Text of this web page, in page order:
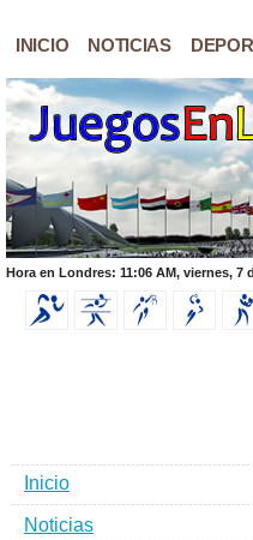
INICIO NOTICIAS
Hora en Londres: 11:06 AM, viernes, 7
Inicio
Noticias